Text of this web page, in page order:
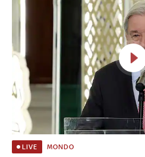
LIVE MONDO